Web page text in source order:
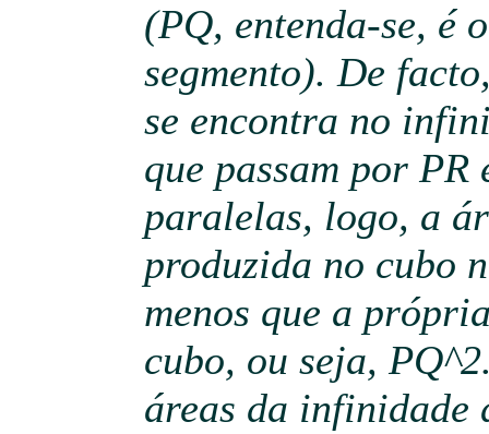
(PQ, entenda-se, é
segmento). De
se encontra no
que passam por PR
paralelas, logo, a
produzida no cubo
menos que a
cubo, ou seja,
áreas da infinidade